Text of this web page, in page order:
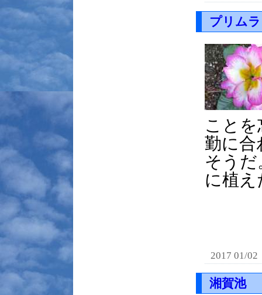
プリム
こと
勤に合
そうだ
に植
2017 01/02
湘賀池